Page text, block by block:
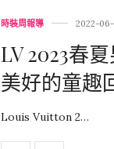
時裝周報導 2022-
LV 2023春
美好的童趣
Louis Vuitton 2…